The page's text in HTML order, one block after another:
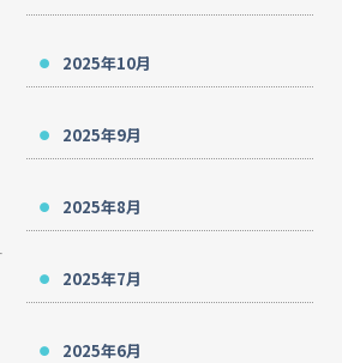
2025年10月
2025年9月
2025年8月
2025年7月
2025年6月